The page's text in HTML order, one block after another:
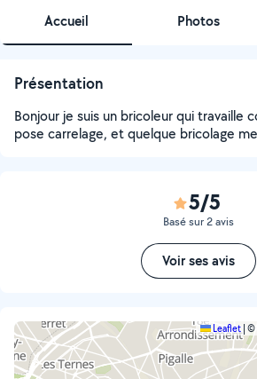
Accueil Photos
Présentation
Bonjour je suis un bricoleur qui travaille
pose carrelage, et quelque bricolage
5/5
Basé sur 2 avis
Voir ses avis
Leaflet ©